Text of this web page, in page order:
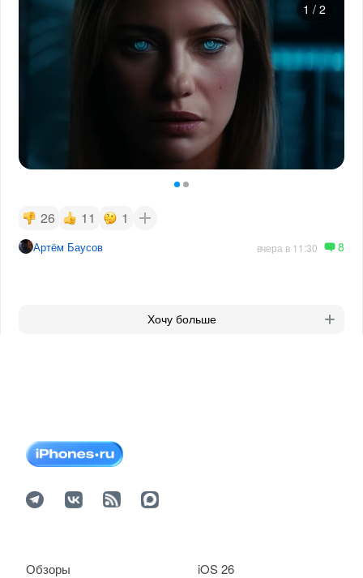
1 / 2
26 11 1
Артём Баусов вчера в 11:30 8
Хочу больше
iOS 26
Обзоры